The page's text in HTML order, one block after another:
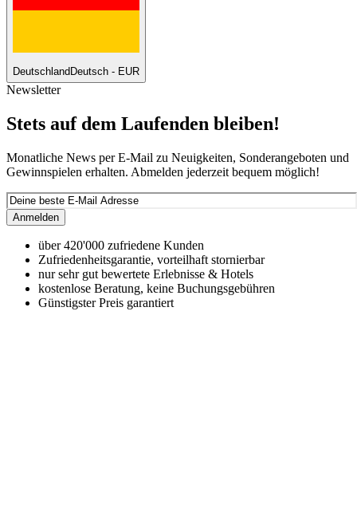
Deutschland Deutsch - EUR
Newsletter
Stets auf dem Laufenden bleiben!
Monatliche News per E-Mail zu Neuigkeiten, Sonderangeboten und
Gewinnspielen erhalten. Abmelden jederzeit bequem möglich!
Anmelden
über 420'000 zufriedene Kunden
Zufriedenheitsgarantie, vorteilhaft stornierbar
nur sehr gut bewertete Erlebnisse & Hotels
kostenlose Beratung, keine Buchungsgebühren
Günstigster Preis garantiert